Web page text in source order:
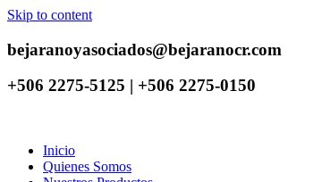
Skip to content
bejaranoyasociados@bejaranocr.com
+506 2275-5125 | +506 2275-0150
Inicio
Quienes Somos